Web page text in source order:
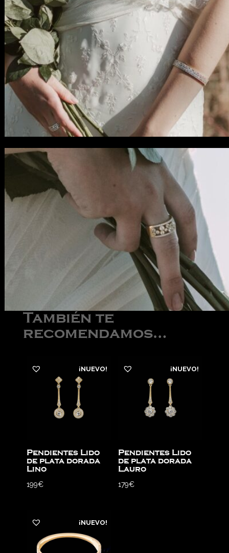
También te
recomendamos…
¡NUEVO!
Pendientes Lido
de plata dorada
Lino
199€
¡NUEVO!
Pendientes Lido
de plata dorada
Lauro
179€
¡NUEVO!